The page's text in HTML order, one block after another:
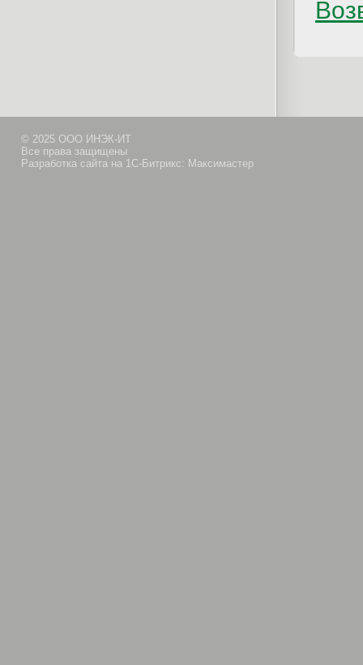
© 2025 ООО ИНЭК-ИТ
Все права защищены
Разработка сайта на 1С-Битрикс: Максимастер